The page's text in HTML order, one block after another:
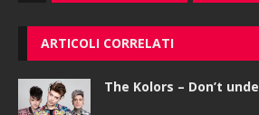
ARTICOLI CORRELATI
The Kolors – Don’t